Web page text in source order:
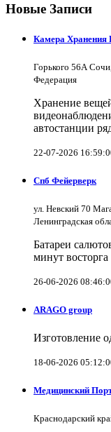
Новые Записи
Камера Хранения
Горького 56А
Федерация
Хранение
автостанции
22-07-2026
Спб Фейерверк
ул. Невский 70
Ленинградская
Батареи
минут восторга
26-06-2026
ARAGO group
Изготовление
18-06-2026
Медицинский
Краснодарский